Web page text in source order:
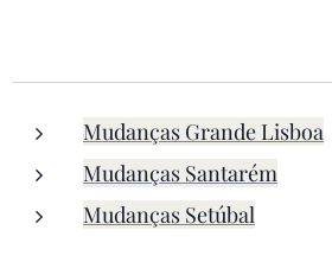
Mudanças Grande Lisboa
Mudanças Santarém
Mudanças Setúbal